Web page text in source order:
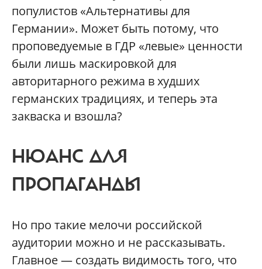
популистов «Альтернативы для
Германии». Может быть потому, что
проповедуемые в ГДР «левые» ценности
были лишь маскировкой для
авторитарного режима в худших
германских традициях, и теперь эта
закваска и взошла?
НЮАНС ДЛЯ
ПРОПАГАНДЫ
Но про такие мелочи российской
аудитории можно и не рассказывать.
Главное — создать видимость того, что